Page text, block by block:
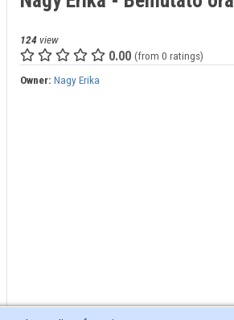
124view
0.00 (from 0 ratings)
Owner: Nagy Erika